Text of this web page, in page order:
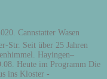
Cannstatter Wasen
Str. Seit über 25 Jahren
Hayingen–
Heute im Programm Die
ins Kloster -